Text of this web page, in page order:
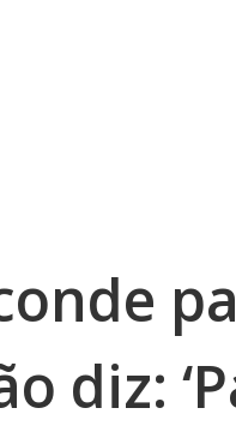
diz: